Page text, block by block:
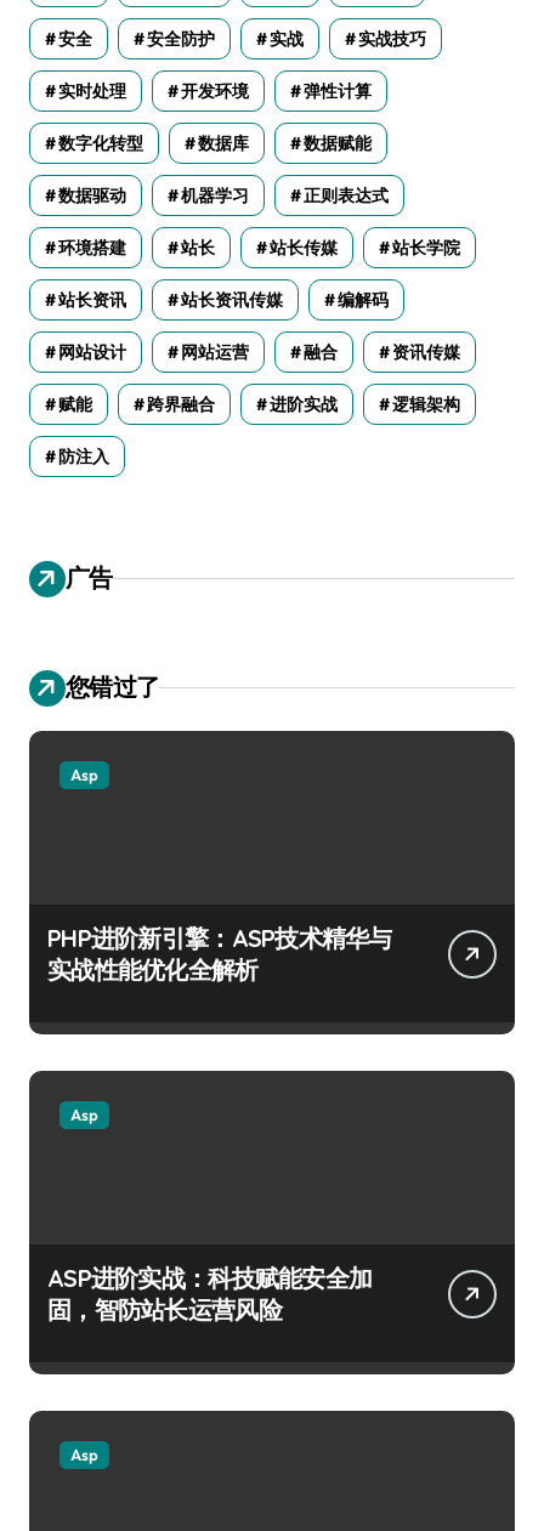
安全 安全防护 实战 实战技巧
实时处理 开发环境 弹性计算
数字化转型 数据库 数据赋能
数据驱动 机器学习 正则表达式
环境搭建 站长 站长传媒 站长学院
站长资讯 站长资讯传媒 编解码
网站设计 网站运营 融合 资讯传媒
赋能 跨界融合 进阶实战 逻辑架构
防注入
广告
您错过了
Asp
PHP进阶新引擎：ASP技术精华与
实战性能优化全解析
Asp
ASP进阶实战：科技赋能安全加
固，智防站长运营风险
Asp